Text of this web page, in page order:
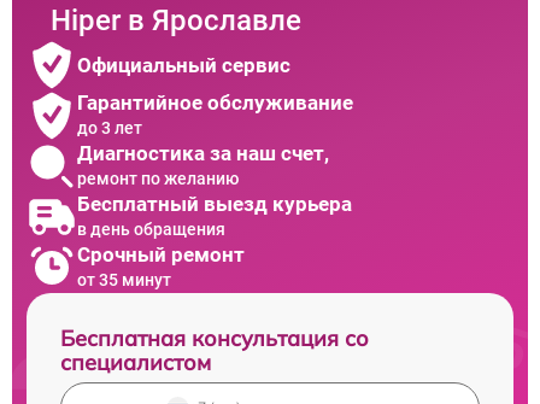
Hiper в Ярославле
Официальный сервис
Гарантийное обслуживание
до 3 лет
Диагностика за наш счет,
ремонт по желанию
Бесплатный выезд курьера
в день обращения
Срочный ремонт
от 35 минут
Бесплатная консультация со
специалистом